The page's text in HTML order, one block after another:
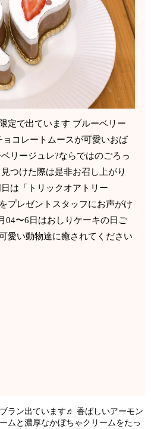
定で出ています ブルーベリー
コレートムースが可愛いおば
リージュレ?ならではのごろっ
つけた際は是非お召し上がり
は「トリックオアトリー
プレゼントスタッフにお声がけ
04〜6日はおしりケーキの日ご
愛い動物達に癒されてください
ラン出ています♬ 香ばしいアーモン
ムと濃厚なかぼちゃクリームをたっ